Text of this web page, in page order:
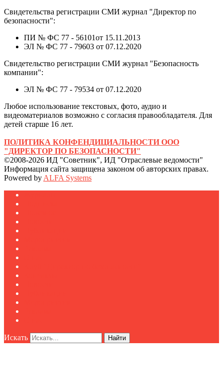
Свидетельства регистрации СМИ журнал "Директор по
безопасности":
ПИ № ФС 77 - 56101от 15.11.2013
ЭЛ № ФС 77 - 79603 от 07.12.2020
Свидетельство регистрации СМИ журнал "Безопасность
компании":
ЭЛ № ФС 77 - 79534 от 07.12.2020
Любое использование текстовых, фото, аудио и
видеоматериалов возможно с согласия правообладателя. Для
детей старше 16 лет.
ПОЛИТИКА КОНФЕНДИЦИАЛЬНОСТИ ООО
"ДИРЕКТОР ПО БЕЗОПАСНОСТИ"
©2008-2026 ИД "Советник", ИД "Отраслевые ведомости"
Информация сайта защищена законом об авторских правах.
Powered by ALFA Systems
Искать Найти